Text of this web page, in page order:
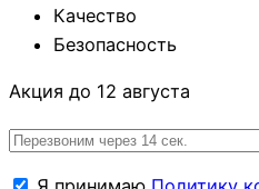
Качество
Безопасность
Акция до 12 августа